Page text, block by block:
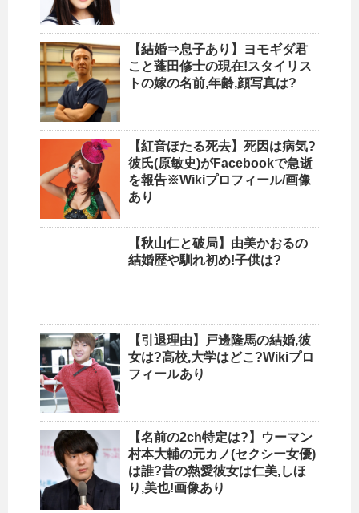
【結婚⇒息子あり】ヨモギダ君
こと蓬田修士の現在!スタイリス
トの嫁の名前,年齢,顔写真は?
【紅音ほたる死去】死因は病気?
彼氏(原敏史)がFacebookで急逝
を報告※Wikiプロフィール/画像
あり
【秋山仁と破局】由美かおるの
結婚歴や馴れ初め!子供は?
【引退理由】戸邊隆馬の結婚,彼
女は?高校,大学はどこ?Wikiプロ
フィールあり
【名前の2ch特定は?】ウーマン
村本大輔の元カノ(セクシー女優)
は誰?昔の熱愛彼女は仁美,しほ
り,美也!画像あり